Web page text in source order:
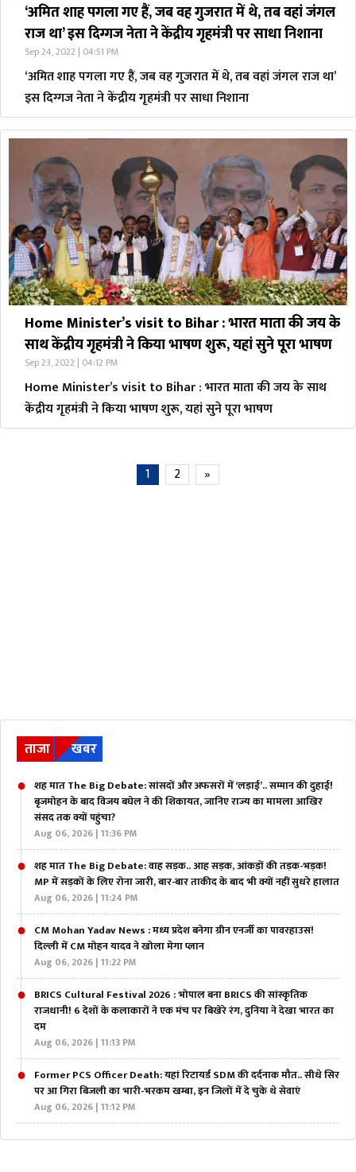
‘अमित शाह पगला गए हैं, जब वह गुजरात में थे, तब वहां जंगल
राज था’ इस दिग्गज नेता ने केंद्रीय गृहमंत्री पर साधा निशाना
Sep 24, 2022 | 04:51 PM
‘अमित शाह पगला गए हैं, जब वह गुजरात में थे, तब वहां जंगल राज था’
इस दिग्गज नेता ने केंद्रीय गृहमंत्री पर साधा निशाना
Home Minister’s visit to Bihar : भारत माता की जय के
साथ केंद्रीय गृहमंत्री ने किया भाषण शुरू, यहां सुने पूरा भाषण
Sep 23, 2022 | 04:12 PM
Home Minister’s visit to Bihar : भारत माता की जय के साथ
केंद्रीय गृहमंत्री ने किया भाषण शुरू, यहां सुने पूरा भाषण
1 2 »
ताजा खबर
शह मात The Big Debate: सांसदों और अफसरों में ‘लड़ाई’.. सम्मान की दुहाई!
बृजमोहन के बाद विजय बघेल ने की शिकायत, जानिए राज्य का मामला आखिर
संसद तक क्यों पहुंचा?
Aug 06, 2026 | 11:36 PM
शह मात The Big Debate: वाह सड़क.. आह सड़क, आंकड़ों की तड़क-भड़क!
MP में सड़कों के लिए रोना जारी, बार-बार ताकीद के बाद भी क्यों नहीं सुधरे हालात
Aug 06, 2026 | 11:24 PM
CM Mohan Yadav News : मध्य प्रदेश बनेगा ग्रीन एनर्जी का पावरहाउस!
दिल्ली में CM मोहन यादव ने खोला मेगा प्लान
Aug 06, 2026 | 11:22 PM
BRICS Cultural Festival 2026 : भोपाल बना BRICS की सांस्कृतिक
राजधानी! 6 देशों के कलाकारों ने एक मंच पर बिखेरे रंग, दुनिया ने देखा भारत का
दम
Aug 06, 2026 | 11:13 PM
Former PCS Officer Death: यहां रिटायर्ड SDM की दर्दनाक मौत.. सीधे सिर
पर आ गिरा बिजली का भारी-भरकम खम्बा, इन जिलों में दे चुके थे सेवाएं
Aug 06, 2026 | 11:12 PM